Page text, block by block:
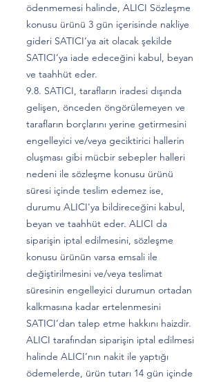
ödenmemesi halinde, ALICI Sözleşme
konusu ürünü 3 gün içerisinde nakliye
gideri SATICI’ya ait olacak şekilde
SATICI’ya iade edeceğini kabul, beyan
ve taahhüt eder.
9.8. SATICI, tarafların iradesi dışında
gelişen, önceden öngörülemeyen ve
tarafların borçlarını yerine getirmesini
engelleyici ve/veya geciktirici hallerin
oluşması gibi mücbir sebepler halleri
nedeni ile sözleşme konusu ürünü
süresi içinde teslim edemez ise,
durumu ALICI'ya bildireceğini kabul,
beyan ve taahhüt eder. ALICI da
siparişin iptal edilmesini, sözleşme
konusu ürünün varsa emsali ile
değiştirilmesini ve/veya teslimat
süresinin engelleyici durumun ortadan
kalkmasına kadar ertelenmesini
SATICI’dan talep etme hakkını haizdir.
ALICI tarafından siparişin iptal edilmesi
halinde ALICI’nın nakit ile yaptığı
ödemelerde, ürün tutarı 14 gün içinde